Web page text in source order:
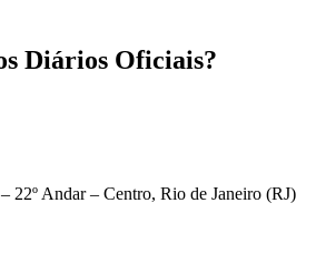
Diários Oficiais?
22º Andar – Centro, Rio de Janeiro (RJ)